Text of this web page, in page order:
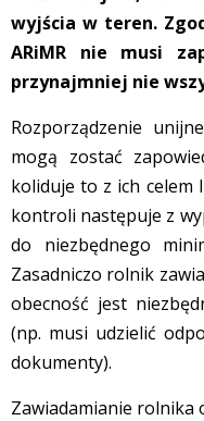
wyjścia w teren.
ARiMR nie musi
przynajmniej nie
Rozporządzenie
mogą zostać
koliduje to z ich celem
kontroli następuje z
do niezbędnego
Zasadniczo rolnik
obecność jest
(np. musi udzielić
dokumenty).
Zawiadamianie